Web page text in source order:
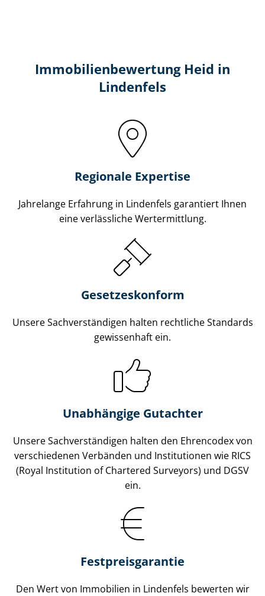
Immobilien­bewertung Heid in
Lindenfels
Regionale Expertise
Jahrelange Erfahrung in Lindenfels garantiert Ihnen
eine verlässliche Wertermittlung.
Gesetzes­konform
Unsere Sach­ver­stän­di­gen halten rechtliche Standards
gewissenhaft ein.
Unabhängige Gutachter
Unsere Sach­ver­stän­di­gen halten den Ehrencodex von
verschiedenen Verbänden und Institutionen wie RICS
(Royal Institution of Chartered Surveyors) und DGSV
ein.
Festpreis​garantie
Den Wert von Immobilien in Lindenfels bewerten wir